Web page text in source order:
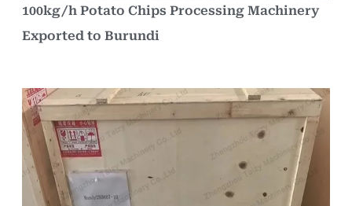
100kg/h Potato Chips Processing Machinery
Exported to Burundi